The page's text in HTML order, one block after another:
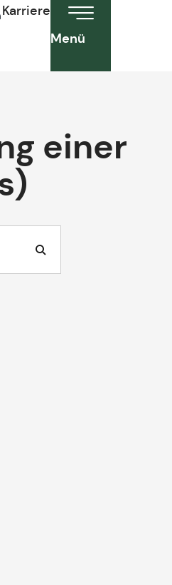
Karriere
Menü
einer